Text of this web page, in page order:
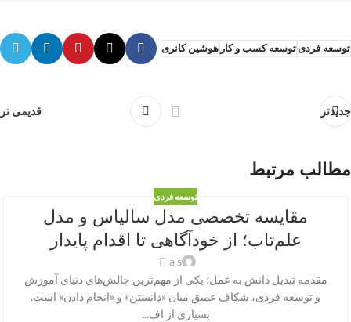
توسعه فردی توسعه کسب و کار هوشین کانری
جدیدتر قدیمی تر
مطالب مرتبط
توسعه فردی
مقایسه تخصصی مدل سالیاس و مدل
علم‌تاب؛ از خودآگاهی تا اقدام پایدار
a s
مقدمه تبدیل دانش به عمل؛ یکی از مهم‌ترین چالش‌های دنیای آموزش
و توسعه فردی، شکاف عمیق میان «دانستن» و «انجام دادن» است.
بسیاری از اف...